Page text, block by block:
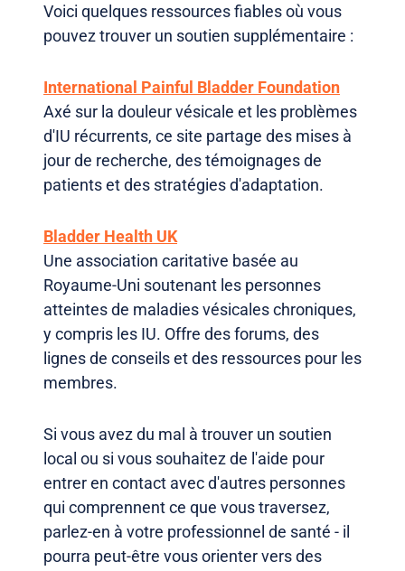
Voici quelques ressources fiables où vous
pouvez trouver un soutien supplémentaire :
International Painful Bladder Foundation
Axé sur la douleur vésicale et les problèmes
d'IU récurrents, ce site partage des mises à
jour de recherche, des témoignages de
patients et des stratégies d'adaptation.
Bladder Health UK
Une association caritative basée au
Royaume-Uni soutenant les personnes
atteintes de maladies vésicales chroniques,
y compris les IU. Offre des forums, des
lignes de conseils et des ressources pour les
membres.
Si vous avez du mal à trouver un soutien
local ou si vous souhaitez de l'aide pour
entrer en contact avec d'autres personnes
qui comprennent ce que vous traversez,
parlez-en à votre professionnel de santé - il
pourra peut-être vous orienter vers des